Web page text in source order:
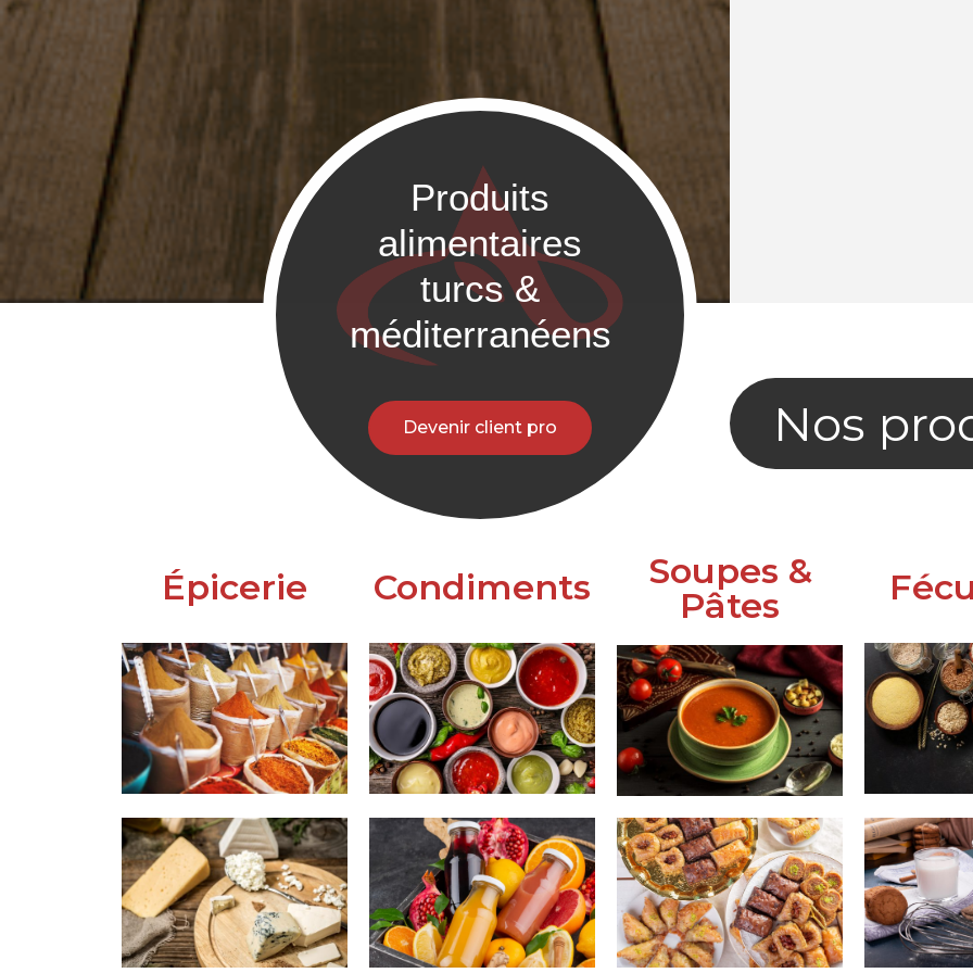
Produits
alimentaires
turcs &
méditerranéens
Devenir client pro Nos
Épicerie Condiments
Soupes &
Pâtes